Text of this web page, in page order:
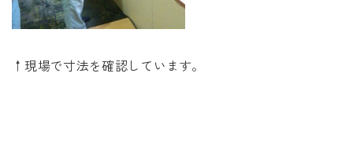
↑現場で寸法を確認しています。